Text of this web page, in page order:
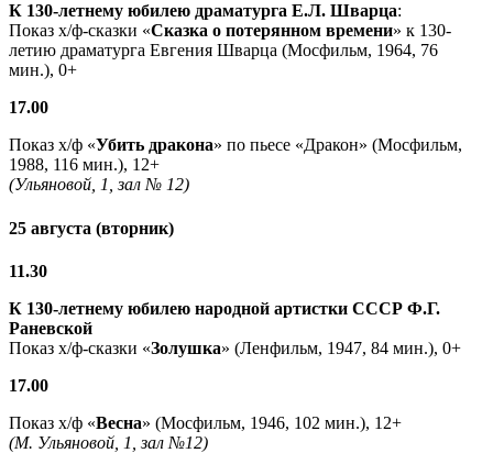
К 130-летнему юбилею драматурга Е.Л. Шварца:
Показ х/ф-сказки «Сказка о потерянном времени» к 130-
летию драматурга Евгения Шварца (Мосфильм, 1964, 76
мин.), 0+
17.00
Показ х/ф «Убить дракона» по пьесе «Дракон» (Мосфильм,
1988, 116 мин.), 12+
(Ульяновой, 1, зал № 12)
25 августа (вторник)
11.30
К 130-летнему юбилею народной артистки СССР Ф.Г.
Раневской
Показ х/ф-сказки «Золушка» (Ленфильм, 1947, 84 мин.), 0+
17.00
Показ х/ф «Весна» (Мосфильм, 1946, 102 мин.), 12+
(М. Ульяновой, 1, зал №12)